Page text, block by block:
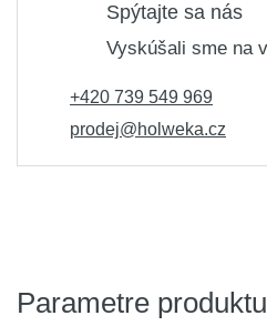
Spýtajte sa nás
Vyskúšali sme na
+420 739 549 969
prodej@holweka.cz
Parametre produktu